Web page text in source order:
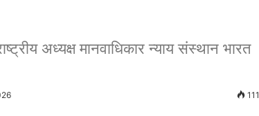
अध्यक्ष मानवाधिकार न्याय संस्थान भारत
111